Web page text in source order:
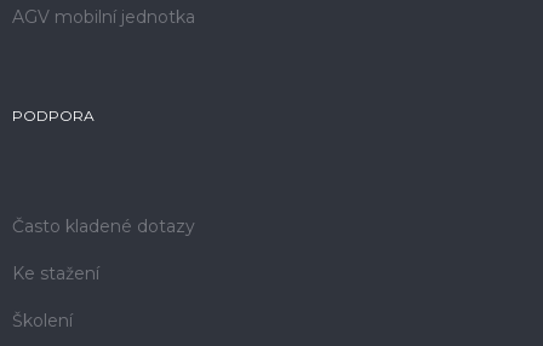
AGV mobilní jednotka
PODPORA
Často kladené dotazy
Ke stažení
Školení